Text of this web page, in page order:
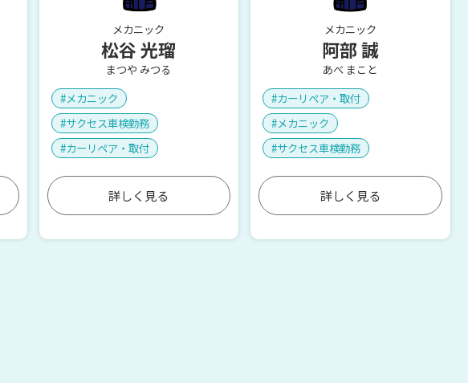
メカニック
松谷 光瑠
まつや みつる
メカニック
サクセス車検勤務
カーリペア・取付
詳しく見る
メカニック
阿部 誠
あべ まこと
カーリペア・取付
メカニック
サクセス車検勤務
詳しく見る